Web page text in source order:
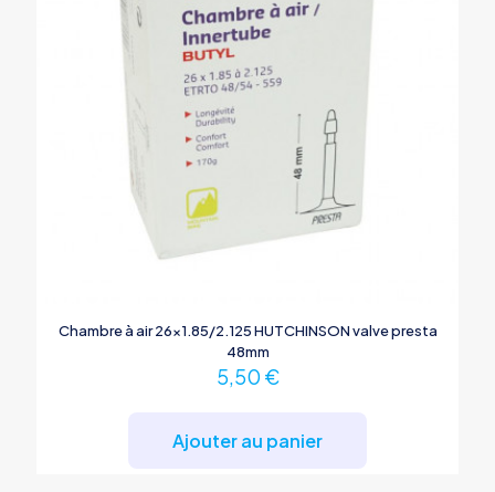
Chambre à air 26×1.85/2.125 HUTCHINSON valve presta
48mm
5,50 €
Ajouter au panier